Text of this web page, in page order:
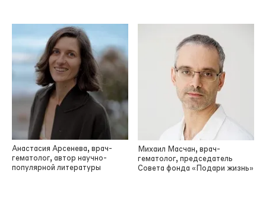
Анастасия Арсенева, врач-
гематолог, автор научно-
популярной литературы
Михаил Масчан, врач-
гематолог, председатель
Совета фонда «Подари жизнь»